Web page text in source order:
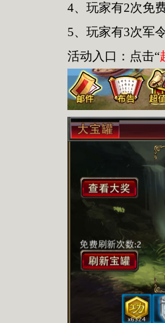
4、玩家有2次免
5、玩家有3次军
活动入口：点击“